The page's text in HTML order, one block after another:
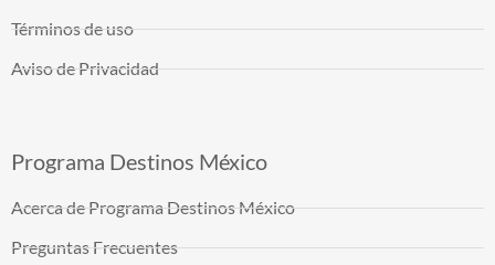
Términos de uso
Aviso de Privacidad
Programa Destinos México
Acerca de Programa Destinos México
Preguntas Frecuentes